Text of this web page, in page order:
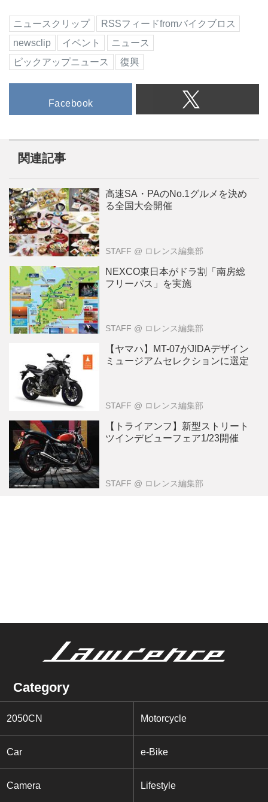
ニュースクリップ
RSSフィードfromバイクブロス
newsclip
イベント
ニュース
ピックアップニュース
復興
Facebook
関連記事
高速SA・PAのNo.1グルメを決め
る全国大会開催
STAFF @ ロレンス編集部
NEXCO東日本がドラ割「南房総
フリーパス」を実施
STAFF @ ロレンス編集部
【ヤマハ】MT-07がJIDAデザイン
ミュージアムセレクションに選定
STAFF @ ロレンス編集部
【トライアンフ】新型ストリート
ツインデビューフェア1/23開催
STAFF @ ロレンス編集部
Category
2050CN Motorcycle
Car e-Bike
Camera Lifestyle